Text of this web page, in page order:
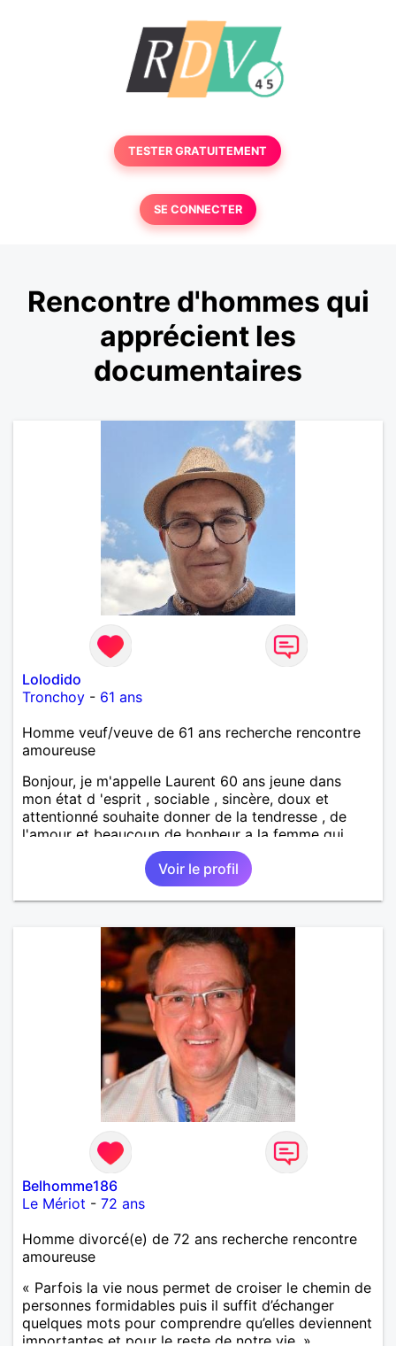
TESTER GRATUITEMENT
SE CONNECTER
Rencontre d'hommes qui
apprécient les
documentaires
Lolodido
Tronchoy - 61 ans
Homme veuf/veuve de 61 ans recherche rencontre
amoureuse
Bonjour, je m'appelle Laurent 60 ans jeune dans
mon état d 'esprit , sociable , sincère, doux et
attentionné souhaite donner de la tendresse , de
l'amour et beaucoup de bonheur a la femme qui
souhaitera partager ma vie . Bientôt en retraite a la
fin de l 'année et libre de toute contrainte. Digne de
confiance à la femme qui voudras m 'en accorder
en toute sincérité. Pour le reste venez me découvrir
Voir le profil
Belhomme186
Le Mériot - 72 ans
Homme divorcé(e) de 72 ans recherche rencontre
amoureuse
« Parfois la vie nous permet de croiser le chemin de
personnes formidables puis il suffit d’échanger
quelques mots pour comprendre qu’elles deviennent
importantes et pour le reste de notre vie. »